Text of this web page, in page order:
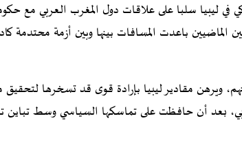
في ليبيا سلبا على علاقات دول المغرب العربي مع
الماضيين باعدت المسافات بينها وبين أزمة
ويرهن مقادير ليبيا بإرادة قوى قد تسخرها لتحقيق
بعد أن حافظت على تماسكها السياسي وسط تباين